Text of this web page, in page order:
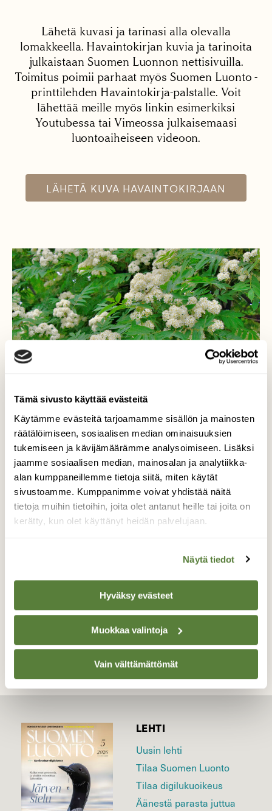
Tämä sivusto käyttää evästeitä
Käytämme evästeitä tarjoamamme sisällön ja mainosten
räätälöimiseen, sosiaalisen median ominaisuuksien
tukemiseen ja kävijämäärämme analysoimiseen. Lisäksi
jaamme sosiaalisen median, mainosalan ja analytiikka-
alan kumppaneillemme tietoja siitä, miten käytät
sivustoamme. Kumppanimme voivat yhdistää näitä
tietoja muihin tietoihin, joita olet antanut heille tai joita on
kerätty, kun olet käyttänyt heidän palvelujaan.
Näytä tiedot
Hyväksy evästeet
Muokkaa valintoja
Vain välttämättömät
Lähetä kuvasi ja tarinasi alla olevalla
lomakkeella. Havaintokirjan kuvia ja tarinoita
julkaistaan Suomen Luonnon nettisivuilla.
Toimitus poimii parhaat myös Suomen Luonto -
printtilehden Havaintokirja-palstalle. Voit
lähettää meille myös linkin esimerkiksi
Youtubessa tai Vimeossa julkaisemaasi
luontoaiheiseen videoon.
LÄHETÄ KUVA HAVAINTOKIRJAAN
Pihlaja kukkii
Valokuvaaja: Reijo Juurinen, Helsinki Toukokuu
TAKAISIN LISTAAN
LEHTI
Uusin lehti
Tilaa Suomen Luonto
Tilaa digilukuoikeus
Äänestä parasta juttua